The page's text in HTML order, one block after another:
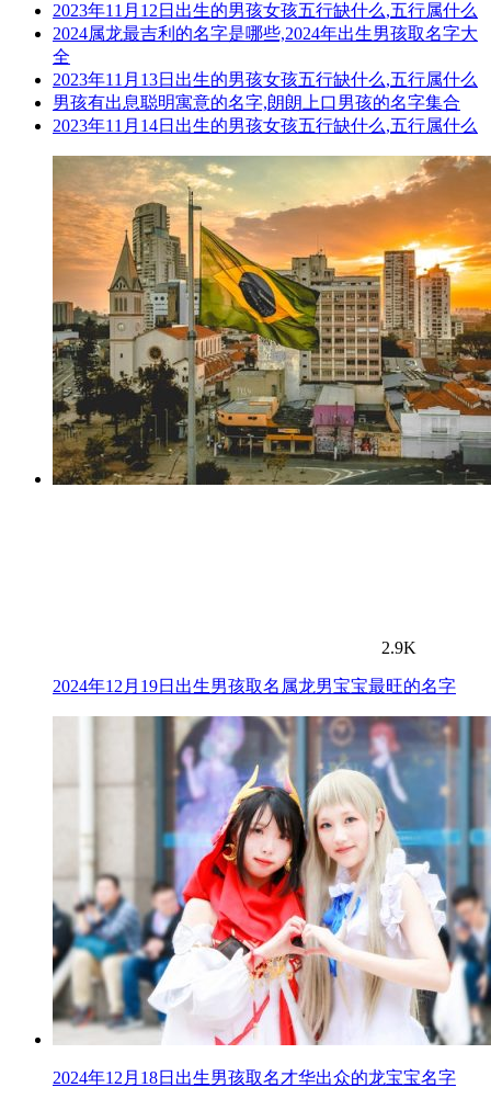
2023年11月12日出生的男孩女孩五行缺什么,五行属什么
2024属龙最吉利的名字是哪些,2024年出生男孩取名字大
全
2023年11月13日出生的男孩女孩五行缺什么,五行属什么
男孩有出息聪明寓意的名字,朗朗上口男孩的名字集合
2023年11月14日出生的男孩女孩五行缺什么,五行属什么
2.9K
2024年12月19日出生男孩取名属龙男宝宝最旺的名字
2024年12月18日出生男孩取名才华出众的龙宝宝名字